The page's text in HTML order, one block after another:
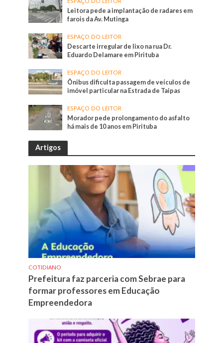
Leitora pede a implantação de radares em
farois da Av. Mutinga
ESPAÇO DO LEITOR
Descarte irregular de lixo na rua Dr.
Eduardo Delamare em Pirituba
ESPAÇO DO LEITOR
Ônibus dificulta passagem de veículos de
imóvel particular na Estrada de Taipas
ESPAÇO DO LEITOR
Morador pede prolongamento do asfalto
há mais de 10 anos em Pirituba
Artigos
COTIDIANO
Prefeitura faz parceria com Sebrae para
formar professores em Educação
Empreendedora